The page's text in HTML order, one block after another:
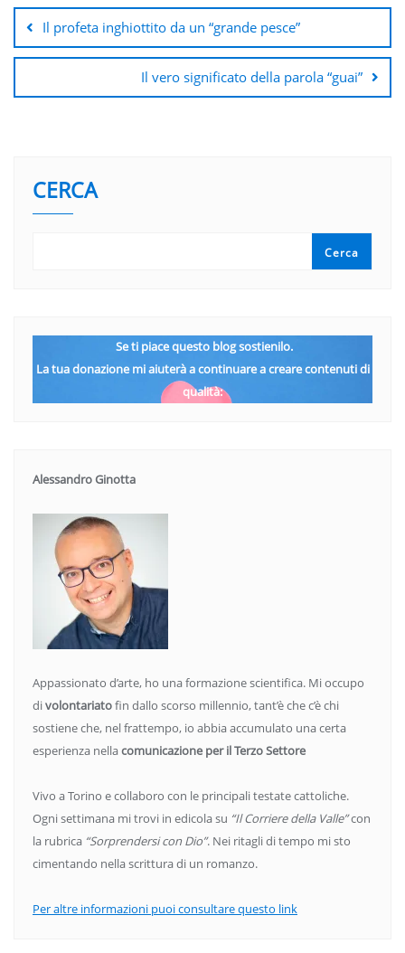
articoli
Il profeta inghiottito da un “grande pesce”
Il vero significato della parola “guai”
CERCA
Cerca
Se ti piace questo blog sostienilo.
La tua donazione mi aiuterà a continuare a creare contenuti di
qualità:
Alessandro Ginotta
Appassionato d’arte, ho una formazione scientifica. Mi occupo
divolontariatofin dallo scorso millennio, tant’è che c’è chi
sostiene che, nel frattempo, io abbia accumulato una certa
esperienza nellacomunicazione per il Terzo Settore
Vivo a Torino e collaboro con le principali testate cattoliche.
Ogni settimana mi trovi in edicola su “Il Corriere della Valle”con
la rubrica “Sorprendersi con Dio”. Nei ritagli di tempo mi sto
cimentando nella scrittura di un romanzo.
Per altre informazioni puoi consultare questo link